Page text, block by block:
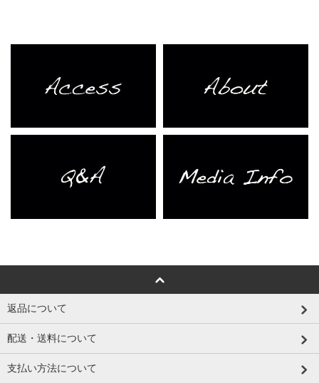
返品について
配送・送料について
支払い方法について